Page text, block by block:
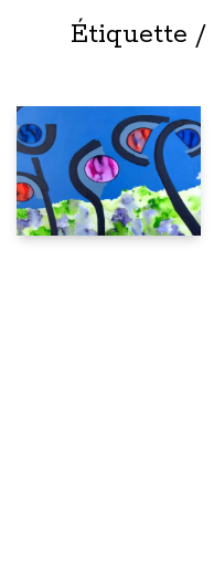
Étiquette /